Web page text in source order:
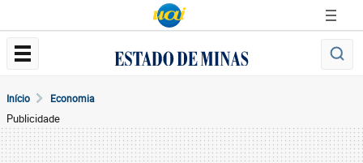
Início Economia
Publicidade